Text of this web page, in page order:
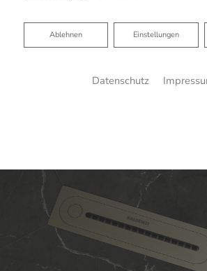
Einstellungen
Ablehnen
Ablehnen
Datenschutz